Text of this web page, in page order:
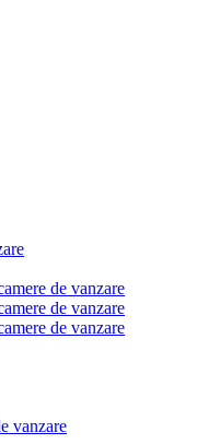
de vanzare
de vanzare
de vanzare
vanzare